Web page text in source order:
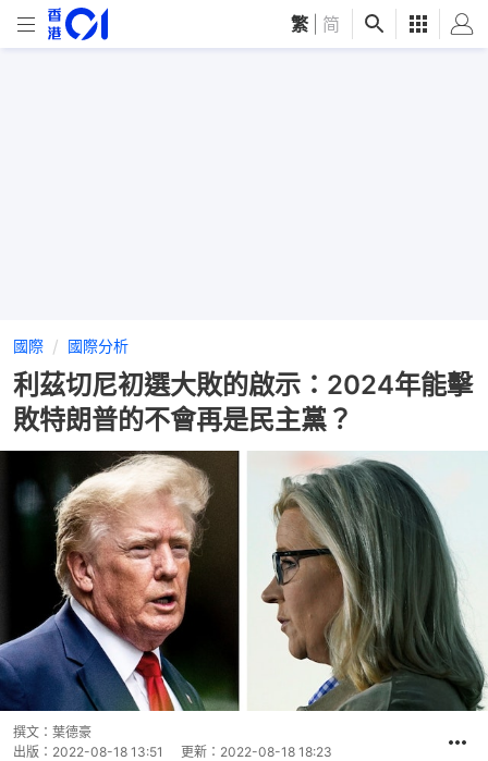
繁 简
國際 國際分析
利茲切尼初選大敗的啟示：2024年能擊
敗特朗普的不會再是民主黨？
撰文： 葉德豪
出版： 2022-08-18 13:51 更新： 2022-08-18 18:23